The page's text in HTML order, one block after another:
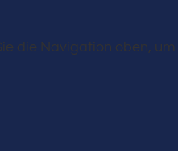
die Navigation oben,